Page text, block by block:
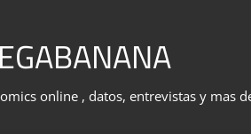
online , datos, entrevistas y mas